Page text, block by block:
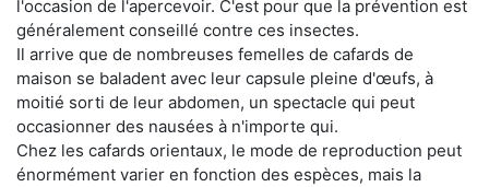
l'occasion de l'apercevoir. C'est pour que la prévention est
généralement conseillé contre ces insectes.
Il arrive que de nombreuses femelles de cafards de
maison se baladent avec leur capsule pleine d'œufs, à
moitié sorti de leur abdomen, un spectacle qui peut
occasionner des nausées à n'importe qui.
Chez les cafards orientaux, le mode de reproduction peut
énormément varier en fonction des espèces, mais la